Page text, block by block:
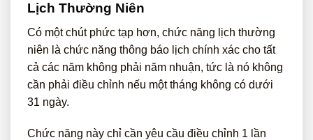
Lịch Thường Niên
Có một chút phức tạp hơn, chức năng lịch thường
niên là chức năng thông báo lịch chính xác cho tất
cả các năm không phải năm nhuận, tức là nó không
cần phải điều chỉnh nếu một tháng không có dưới
31 ngày.
Chức năng này chỉ cần yêu cầu điều chỉnh 1 lần